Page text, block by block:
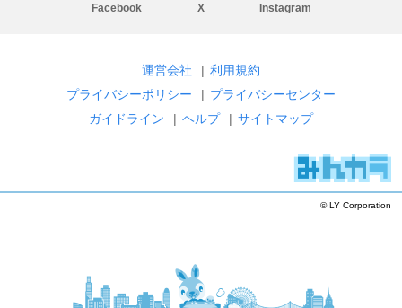
Facebook X Instagram
運営会社 | 利用規約
プライバシーポリシー
| プライバシーセンター
ガイドライン
| ヘルプ | サイトマップ
© LY Corporation